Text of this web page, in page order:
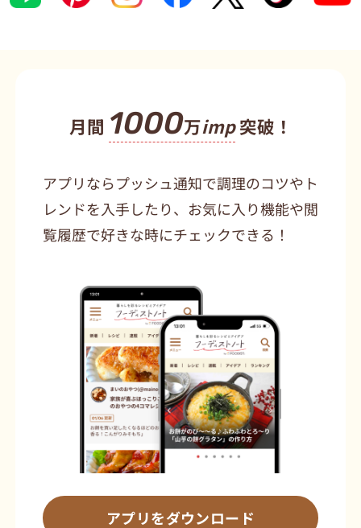
月間 1000万imp突破！
アプリならプッシュ通知で調理のコツやト
レンドを入手したり、お気に入り機能や閲
覧履歴で好きな時にチェックできる！
アプリをダウンロード